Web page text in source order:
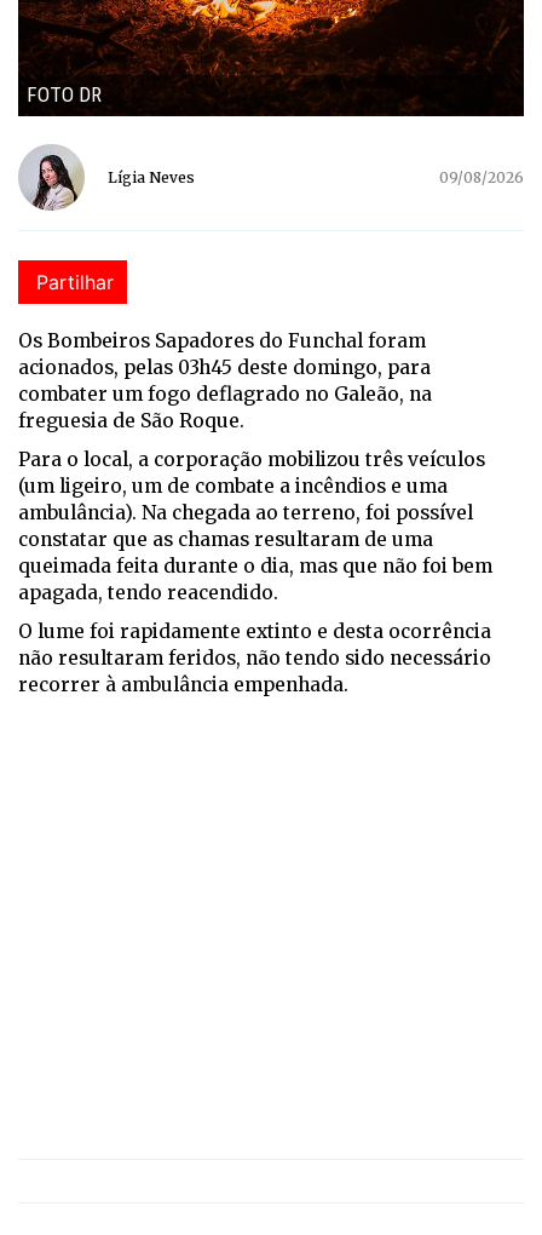
FOTO DR
Lígia Neves 09/08/2026
Partilhar
Os Bombeiros Sapadores do Funchal foram
acionados, pelas 03h45 deste domingo, para
combater um fogo deflagrado no Galeão, na
freguesia de São Roque.
Para o local, a corporação mobilizou três veículos
(um ligeiro, um de combate a incêndios e uma
ambulância). Na chegada ao terreno, foi possível
constatar que as chamas resultaram de uma
queimada feita durante o dia, mas que não foi bem
apagada, tendo reacendido.
O lume foi rapidamente extinto e desta ocorrência
não resultaram feridos, não tendo sido necessário
recorrer à ambulância empenhada.